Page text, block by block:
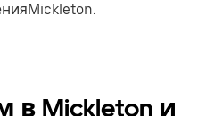
в Mickleton и